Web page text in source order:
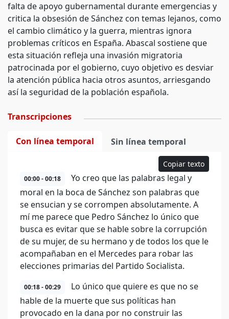
falta de apoyo gubernamental durante emergencias y
critica la obsesión de Sánchez con temas lejanos, como
el cambio climático y la guerra, mientras ignora
problemas críticos en España. Abascal sostiene que
esta situación refleja una invasión migratoria
patrocinada por el gobierno, cuyo objetivo es desviar
la atención pública hacia otros asuntos, arriesgando
así la seguridad de la población española.
Transcripciones
Con línea temporal Sin línea temporal
Copiar texto
00:00 - 00:18
Yo creo que las palabras legal y
moral en la boca de Sánchez son palabras que
se ensucian y se corrompen absolutamente. A
mí me parece que Pedro Sánchez lo único que
busca es evitar que se hable sobre la corrupción
de su mujer, de su hermano y de todos los que le
acompañaban en el Mercedes para robar las
elecciones primarias del Partido Socialista.
00:18 - 00:29
Lo único que quiere es que no se
hable de la muerte que sus políticas han
provocado en la dana por no construir las